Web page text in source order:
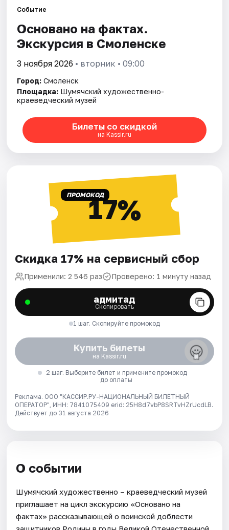
Площадки
Артисты
Событие
Основано на фактах.
Экскурсия в Смоленске
3 ноября 2026 • вторник • 09:00
Город: Смоленск
Площадка: Шумячский художественно-
краеведческий музей
Билеты со скидкой
на Kassir.ru
ПРОМОКОД17%
Скидка 17% на сервисный сбор
Применили: 2 546 раз Проверено: 1 минуту назад
адмитад
Скопировать
1 шаг. Скопируйте промокод
Купить билеты
на Kassir.ru
2 шаг. Выберите билет и примените промокод
до оплаты
Реклама. ООО "КАССИР.РУ-НАЦИОНАЛЬНЫЙ БИЛЕТНЫЙ
ОПЕРАТОР", ИНН: 7841075409 erid: 25H8d7vbP8SRTvHZrUcdLB.
Действует до 31 августа 2026
О событии
Шумячский художественно – краеведческий музей
приглашает на цикл экскурсию «Основано на
фактах» рассказывающей о воинской доблести